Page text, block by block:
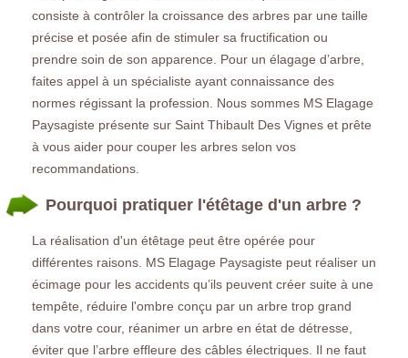
consiste à contrôler la croissance des arbres par une taille
précise et posée afin de stimuler sa fructification ou
prendre soin de son apparence. Pour un élagage d’arbre,
faites appel à un spécialiste ayant connaissance des
normes régissant la profession. Nous sommes MS Elagage
Paysagiste présente sur Saint Thibault Des Vignes et prête
à vous aider pour couper les arbres selon vos
recommandations.
Pourquoi pratiquer l'étêtage d'un arbre ?
La réalisation d'un étêtage peut être opérée pour
différentes raisons. MS Elagage Paysagiste peut réaliser un
écimage pour les accidents qu’ils peuvent créer suite à une
tempête, réduire l'ombre conçu par un arbre trop grand
dans votre cour, réanimer un arbre en état de détresse,
éviter que l’arbre effleure des câbles électriques. Il ne faut